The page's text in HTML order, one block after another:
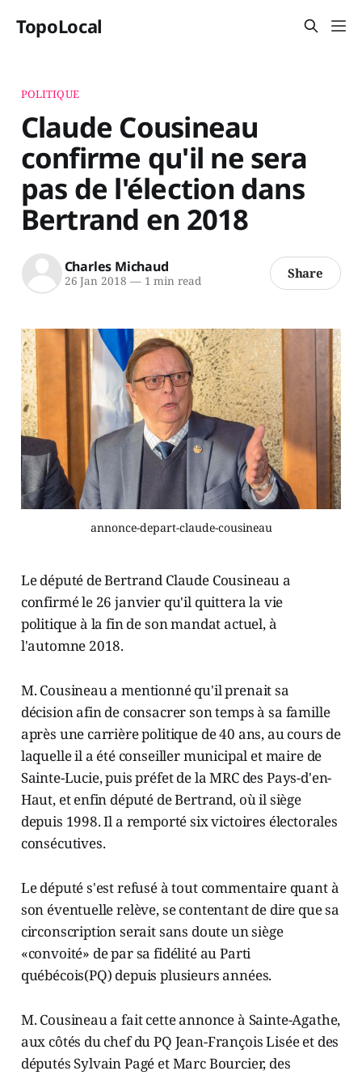
TopoLocal
POLITIQUE
Claude Cousineau
confirme qu'il ne sera
pas de l'élection dans
Bertrand en 2018
Charles Michaud
26 Jan 2018 —1 min read Share
annonce-depart-claude-cousineau
Le député de Bertrand Claude Cousineau a
confirmé le 26 janvier qu'il quittera la vie
politique à la fin de son mandat actuel, à
l'automne 2018.
M. Cousineau a mentionné qu'il prenait sa
décision afin de consacrer son temps à sa famille
après une carrière politique de 40 ans, au cours de
laquelle il a été conseiller municipal et maire de
Sainte-Lucie, puis préfet de la MRC des Pays-d'en-
Haut, et enfin député de Bertrand, où il siège
depuis 1998. Il a remporté six victoires électorales
consécutives.
Le député s'est refusé à tout commentaire quant à
son éventuelle relève, se contentant de dire que sa
circonscription serait sans doute un siège
«convoité» de par sa fidélité au Parti
québécois(PQ) depuis plusieurs années.
M. Cousineau a fait cette annonce à Sainte-Agathe,
aux côtés du chef du PQ Jean-François Lisée et des
députés Sylvain Pagé et Marc Bourcier, des